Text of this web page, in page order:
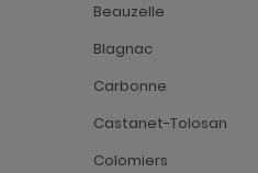
Beauzelle
Blagnac
Carbonne
Castanet-Tolosan
Colomiers